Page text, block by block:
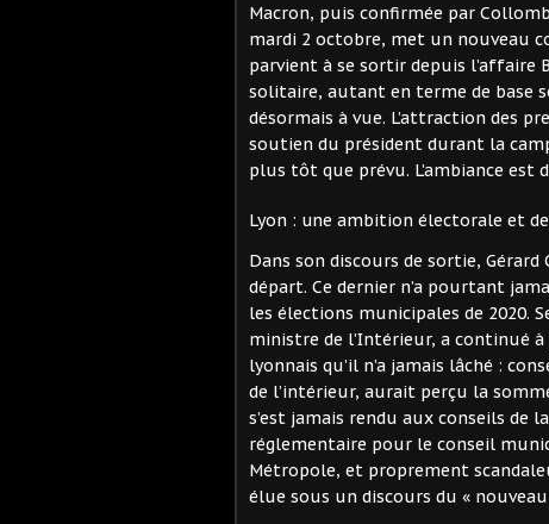
Macron, puis confirmée par
mardi 2 octobre, met un nouveau
parvient à se sortir depuis l’affaire
solitaire, autant en terme de base
désormais à vue. L’attraction des
soutien du président durant la
plus tôt que prévu. L’ambiance est
Lyon : une ambition électorale et
Dans son discours de sortie,
départ. Ce dernier n’a pourtant
les élections municipales de 2020.
ministre de l’Intérieur, a continué
lyonnais qu’il n’a jamais lâché :
de l’intérieur, aurait perçu la
s’est jamais rendu aux conseils
réglementaire pour le conseil
Métropole, et proprement
élue sous un discours du «